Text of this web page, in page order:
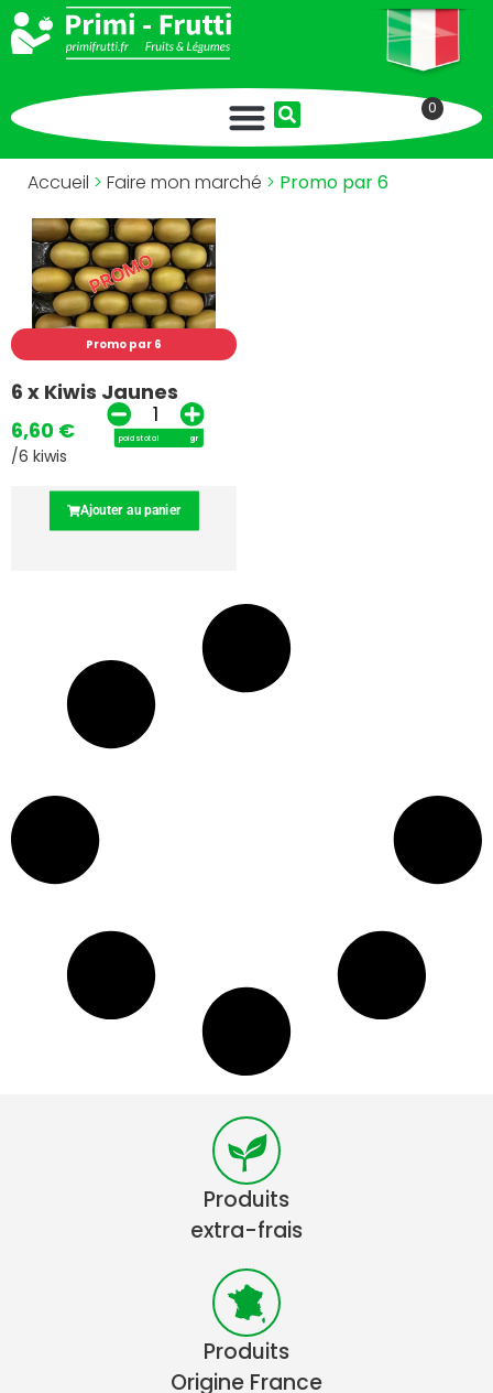
0
Accueil > Faire mon marché > Promo par 6
Promo par 6
6 x Kiwis Jaunes
6,60 €
/6 kiwis
poids total gr
Ajouter au panier
Produits
extra-frais
Produits
Origine France